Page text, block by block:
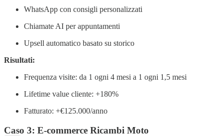
WhatsApp con consigli personalizzati
Chiamate AI per appuntamenti
Upsell automatico basato su storico
Risultati:
Frequenza visite: da 1 ogni 4 mesi a 1 ogni 1,5 mesi
Lifetime value cliente: +180%
Fatturato: +€125.000/anno
Caso 3: E-commerce Ricambi Moto